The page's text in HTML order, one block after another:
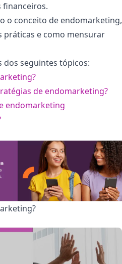
financeiros.
o conceito de endomarketing,
práticas e como mensurar
dos seguintes tópicos:
de endomarketing?
endomarketing